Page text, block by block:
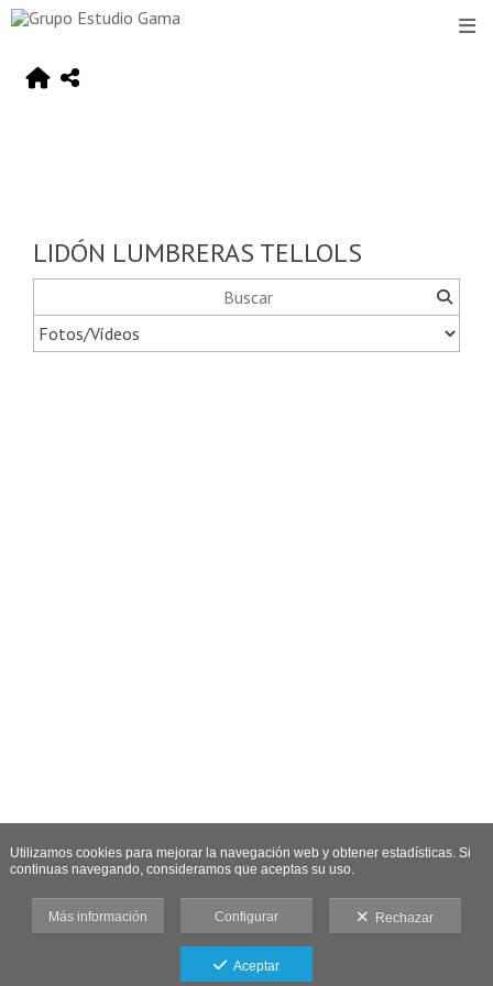
LIDÓN LUMBRERAS TELLOLS
Utilizamos cookies para mejorar la navegación web y obtener estadísticas. Si
continuas navegando, consideramos que aceptas su uso.
Más información Configurar Rechazar
Aceptar